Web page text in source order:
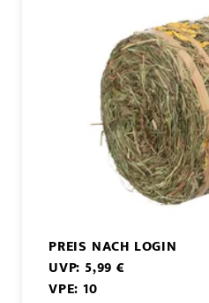
PREIS NACH LOGIN
UVP: 5,99 €
VPE: 10